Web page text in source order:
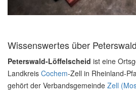
Wissenswertes über
Peterswald-Löffelscheid ist eine
Landkreis Cochem-Zell in Rheinland-
gehört der Verbandsgemeinde Zell